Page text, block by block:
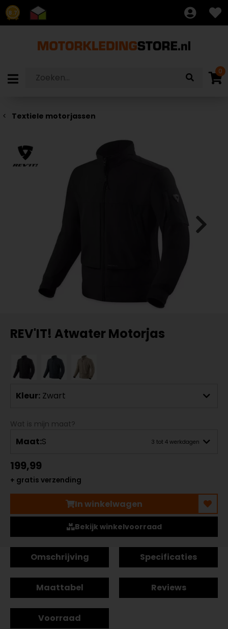
8.7
0
Textiele motorjassen
REV'IT! Atwater Motorjas
Kleur: Zwart
Wat is mijn maat?
Maat:S 3 tot 4 werkdagen
199,99
+ gratis verzending
In winkelwagen
Bekijk winkelvoorraad
Omschrijving Specificaties
Maattabel Reviews
Voorraad